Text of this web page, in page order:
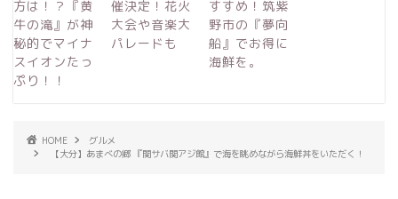
方は！？『黄
牛の滝』が神
秘的でマイナ
スイオンたっ
ぷり！！
催決定！花火
大会や音楽大
パレードも
すすめ！筑紫
野市の『夢向
船』でお得に
海鮮を。
HOME
グルメ
【大分】あまべの郷 『関サバ関アジ館』で海を眺めながら海鮮丼をいただく！